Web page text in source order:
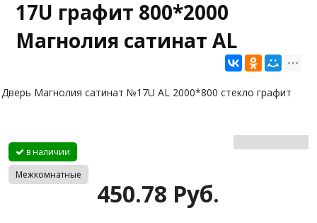
17U графит 800*2000
Магнолия сатинат AL
Дверь Магнолия сатинат №17U AL 2000*800 стекло графит
в наличии
Межкомнатные
450.78 Руб.